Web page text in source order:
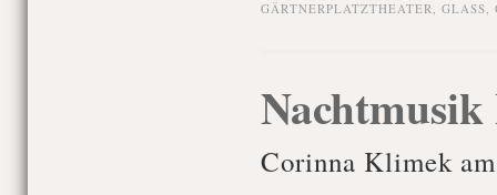
GÄRTNERPLATZTHEATER, GLASS,
Corinna Klimek